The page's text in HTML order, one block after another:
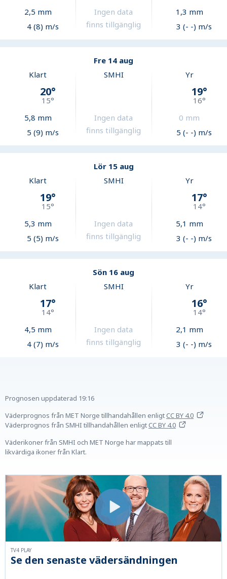
2,5 mm
4 (8) m/s
Ingen data
finns tillgänglig
1,3 mm
3 (- -) m/s
Fre 14 aug
Klart
20°
15°
5,8 mm
5 (9) m/s
SMHI
Ingen data
finns tillgänglig
Yr
19°
16°
0 mm
5 (- -) m/s
Lör 15 aug
Klart
19°
15°
5,3 mm
5 (5) m/s
SMHI
Ingen data
finns tillgänglig
Yr
17°
14°
5,1 mm
3 (- -) m/s
Sön 16 aug
Klart
17°
14°
4,5 mm
4 (7) m/s
SMHI
Ingen data
finns tillgänglig
Yr
16°
14°
2,1 mm
3 (- -) m/s
Prognosen uppdaterad 19:16
Väderprognos från MET Norge tillhandahållen enligtCC BY 4.0
Väderprognos från SMHI tillhandahållen enligtCC BY 4.0
Väderikoner från SMHI och MET Norge har mappats till
likvärdiga ikoner från Klart.
Se den senaste vädersändningen
TV4 PLAY